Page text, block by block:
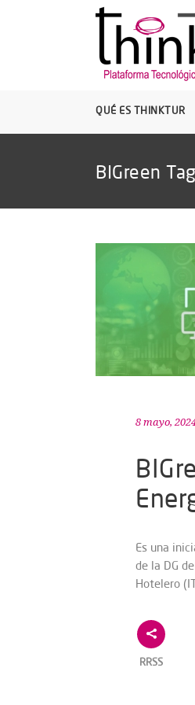
QUÉ ES THINKTUR
BIGreen Tag
8 mayo,
Es una
de la DG
Hotelero
RRSS